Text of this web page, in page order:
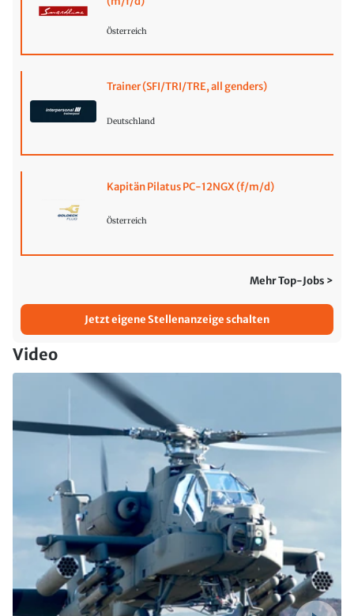
Österreich
Trainer (SFI/TRI/TRE, all genders)
Deutschland
Kapitän Pilatus PC-12NGX (f/m/d)
Österreich
Mehr Top-Jobs >
Jetzt eigene Stellenanzeige schalten
Video